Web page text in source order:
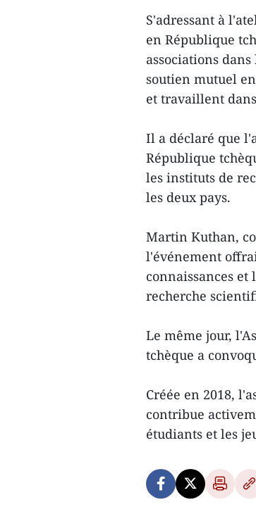
S'adressant à
en République
associations
soutien mutuel
et travaillent
Il a déclaré que
République
les instituts de
les deux pays.
Martin Kuthan,
l'événement
connaissances
recherche
Le même jour,
tchèque a
Créée en 2018,
contribue
étudiants et les